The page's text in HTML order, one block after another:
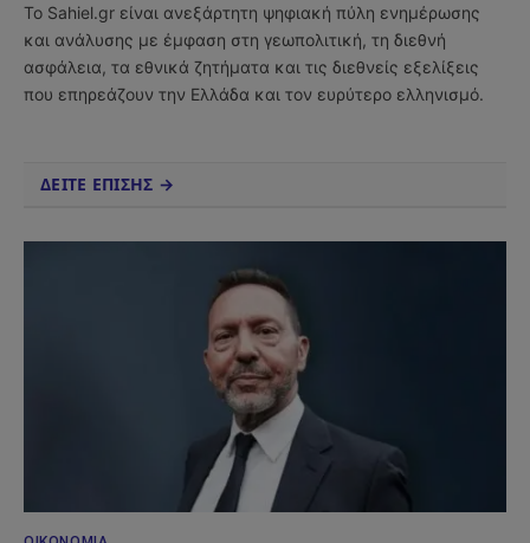
Το Sahiel.gr είναι ανεξάρτητη ψηφιακή πύλη ενημέρωσης
και ανάλυσης με έμφαση στη γεωπολιτική, τη διεθνή
ασφάλεια, τα εθνικά ζητήματα και τις διεθνείς εξελίξεις
που επηρεάζουν την Ελλάδα και τον ευρύτερο ελληνισμό.
ΔΕΙΤΕ ΕΠΙΣΗΣ →